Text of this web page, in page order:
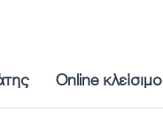
Online